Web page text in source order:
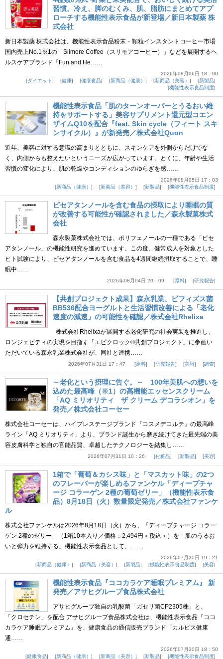
習慣。冷え、脚のむくみ、肌、脂肪にまとめてアプ
ローチする機能性表示食品が新登場／新日本製薬 株
式会社
新日本製薬 株式会社は、機能性表示食品粉末・顆粒インスタントコーヒー市場
国内売上No.1※1の「Slimore Coffee（スリモアコーヒー）」などを展開するヘ
ルスケアブランド『Fun and He……
2026年08月06日 18：00
ダイエット
健康 健康食品 新商品（健康） 新商品（美容）
新製品
機能性表示食品制度
機能性表示食品「肌のターンオーバーとうるおい維
持をサポートする」美容サプリメント還元型コエン
ザイムQ10を配合『feat. Skin cycle（フィート スキ
ンサイクル）』が新発売／株式会社Quon
近年、美容に対する意識の高まりとともに、スキンケアを外側からだけでな
く、内側からも整えたいというニーズが広がっています。とくに、年齢や生活
習慣の変化により、肌の乾燥やコンディションのゆらぎを感……
2026年08月05日 17：03
新商品（健康）
新商品（美容） 新製品 機能性表示食品制度
ピセアタンノールを含む食品の摂取により睡眠の質
が改善する可能性が確認されました／森永製菓株式
会社
森永製菓株式会社では、ポリフェノールの一種である「ピセ
アタンノール」の機能性研究を進めています。この度、健常成人を対象とした
ヒト試験により、ピセアタンノールを含む食品を4週間継続摂取することで、睡
眠中……
2026年08月04日 20：09 原料 研究報告
【共創プロジェクト成果】森永乳業、ビフィズス菌
BB536配合ヨーグルトと生活習慣改善による「老化
速度の減速」の可能性を確認／株式会社Rhelixa
株式会社Rhelixaが展開する老化研究の社会実装を推進し、
ロンジェビティの実現を目指す「エピクロック®共創プロジェクト」に参画い
ただいている森永乳業株式会社が、同社と連携……
2026年07月31日 17：47 原料 研究報告 美容 調査
～老化という摂理に告ぐ。～ 100年美肌への想いを
込めた最高峰（※1）の高機能エッセンスクリーム
「AQ ミリオリティ ザ クリーム デコラシオン」を
発売／株式会社コーセー
株式会社コーセーは、ハイプレステージブランド『コスメデコルテ』の最高峰
ライン「AQ ミリオリティ」より、ブランド誕生から磨き続けてきた最先端の美
容皮膚科学と独自の官能品質、卓越したテクノロジーを結集し……
2026年07月31日 10：26 化粧品 新製品 美容
1箱で「葡萄＆カシス味」と「マスカット味」の2つ
のフレーバーが楽しめるファンケル「ディープチャ
ージ コラーゲン 2種の葡萄ゼリー」（機能性表示食
品）8月18日（火）数量限定発売／株式会社ファンケ
ル
株式会社ファンケルは2026年8月18日（火）から、「ディープチャージ コラー
ゲン 2種のゼリー」（1箱10本入り／価格：2,494円＜税込＞）を「肌のうるお
いと弾力を維持する」機能性表示食品として、……
2026年07月30日 19：21
新商品（健康）
新商品（美容） 新製品 機能性表示食品制度 美容
機能性表示食品『ココカラケア睡眠プレミアム』 新
発売／アサヒグループ食品株式会社
アサヒグループ独自の乳酸菌「ガセリ菌CP2305株」と、
「クロセチン」を配合 アサヒグループ食品株式会社は、機能性表示食品『ココ
カラケア睡眠プレミアム』を、健康食品の通信販売ブランド「カルピス健康
通……
2026年07月30日 18：50
健康食品
新商品（健康） 新商品（美容） 新製品
機能性表示食品制度